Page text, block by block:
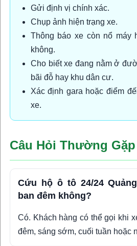
Gửi định vị chính xác.
Chụp ảnh hiện trạng xe.
Thông báo xe còn nổ máy
không.
Cho biết xe đang nằm ở
bãi đỗ hay khu dân cư.
Xác định gara hoặc điểm
xe.
Câu Hỏi Thường Gặp
Cứu hộ ô tô 24/24
ban đêm không?
Có. Khách hàng có thể gọi khi
đêm, sáng sớm, cuối tuần hoặc